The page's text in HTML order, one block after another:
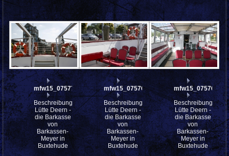
mfw15_075771
Beschreibung:
Lütte Deern -
die Barkasse
von
Barkassen-
Meyer in
Buxtehude
mfw15_075769
Beschreibung:
Lütte Deern -
die Barkasse
von
Barkassen-
Meyer in
Buxtehude
mfw15_075768
Beschreibung:
Lütte Deern -
die Barkasse
von
Barkassen-
Meyer in
Buxtehude